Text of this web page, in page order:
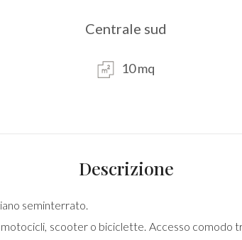
Centrale sud
10 mq
Descrizione
seminterrato.
scooter o biciclette. Accesso comodo